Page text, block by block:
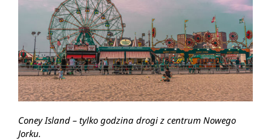
Coney Island – tylko godzina drogi z centrum Nowego
Jorku.